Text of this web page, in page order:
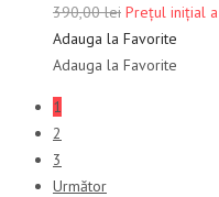
390,00lei Prețul inițial
Adauga la Favorite
Adauga la Favorite
1
2
3
Următor